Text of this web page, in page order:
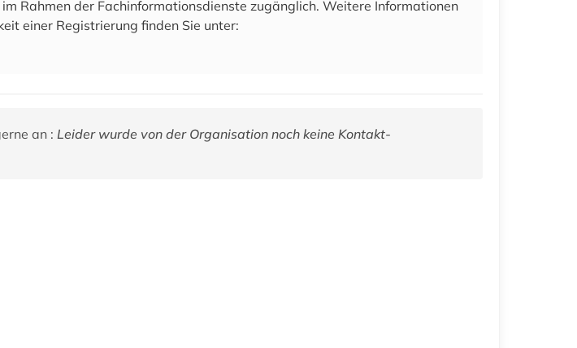
Rahmen der Fachinformationsdienste zugänglich. Weitere Informationen
einer Registrierung finden Sie unter:
an : Leider wurde von der Organisation noch keine Kontakt-